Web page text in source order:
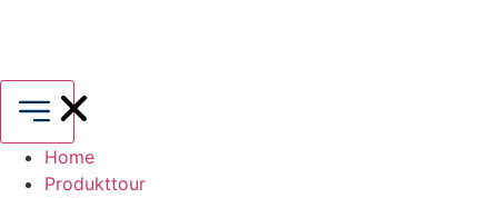
Home
Produkttour